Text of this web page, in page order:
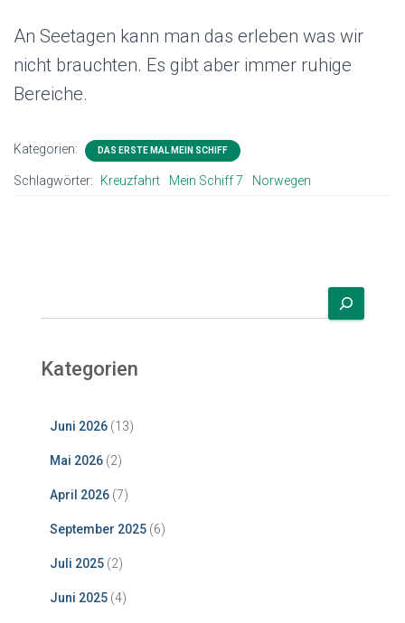
An Seetagen kann man das erleben was wir
nicht brauchten. Es gibt aber immer ruhige
Bereiche.
Kategorien: DAS ERSTE MAL MEIN SCHIFF
Schlagwörter: Kreuzfahrt Mein Schiff 7 Norwegen
Kategorien
Juni 2026 (13)
Mai 2026 (2)
April 2026 (7)
September 2025 (6)
Juli 2025 (2)
Juni 2025 (4)